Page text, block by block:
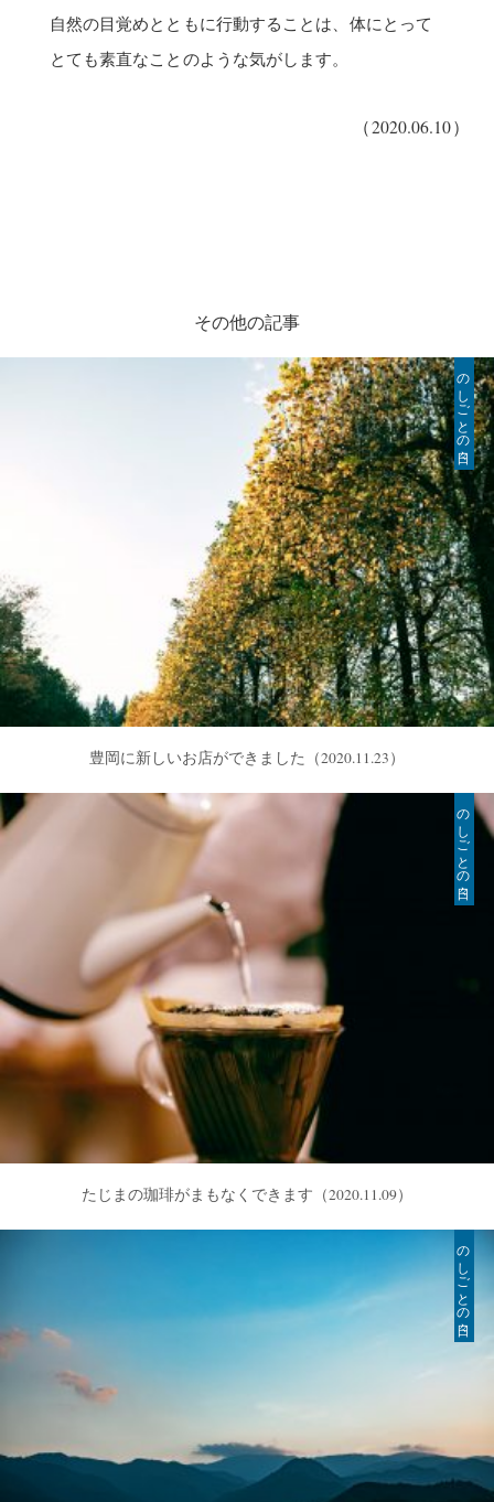
自然の目覚めとともに行動することは、体にとって
とても素直なことのような気がします。
（2020.06.10）
その他の記事
のしごとの日々
豊岡に新しいお店ができました （2020.11.23）
のしごとの日々
たじまの珈琲がまもなくできます （2020.11.09）
のしごとの日々